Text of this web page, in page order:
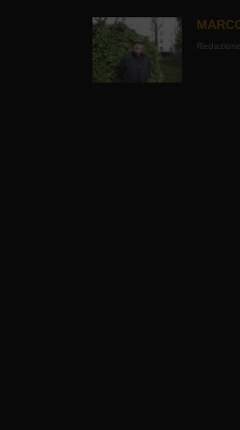
Redazione